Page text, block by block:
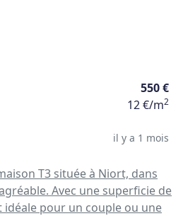
550 €
12 €/m2
il y a 1 mois
T3 située à Niort, dans
Avec une superficie de
idéale pour un couple ou une